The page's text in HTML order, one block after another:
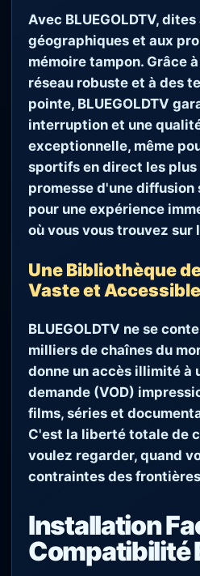
Avec BLUEGOLDTV,
géographiques et aux
mémoire tampon. Grâce
réseau robuste et à des
pointe, BLUEGOLDTV
interruption et une
exceptionnelle, même
sportifs en direct les
promesse d'une diffusion
pour une expérience
où vous vous trouvez sur
Une Bibliothèque
Vaste et Accessible
BLUEGOLDTV ne se
milliers de chaînes du
donne un accès illimité à
demande (VOD)
films, séries et
C'est la liberté totale de
voulez regarder, quand
contraintes des
Installation
Compatibilité